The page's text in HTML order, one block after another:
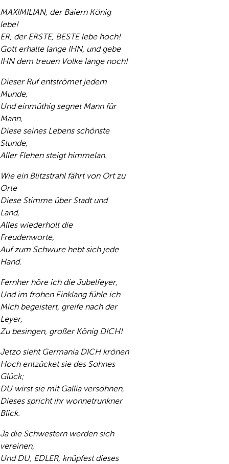
MAXIMILIAN, der Baiern König
lebe!
ER, der ERSTE, BESTE lebe hoch!
Gott erhalte lange IHN, und gebe
IHN dem treuen Volke lange noch!
Dieser Ruf entströmet jedem
Munde,
Und einmüthig segnet Mann für
Mann,
Diese seines Lebens schönste
Stunde,
Aller Flehen steigt himmelan.
Wie ein Blitzstrahl fährt von Ort zu
Orte
Diese Stimme über Stadt und
Land,
Alles wiederholt die
Freudenworte,
Auf zum Schwure hebt sich jede
Hand.
Fernher höre ich die Jubelfeyer,
Und im frohen Einklang fühle ich
Mich begeistert, greife nach der
Leyer,
Zu besingen, großer König DICH!
Jetzo sieht Germania DICH krönen
Hoch entzücket sie des Sohnes
Glück;
DU wirst sie mit Gallia versöhnen,
Dieses spricht ihr wonnetrunkner
Blick.
Ja die Schwestern werden sich
vereinen,
Und DU, EDLER, knüpfest dieses